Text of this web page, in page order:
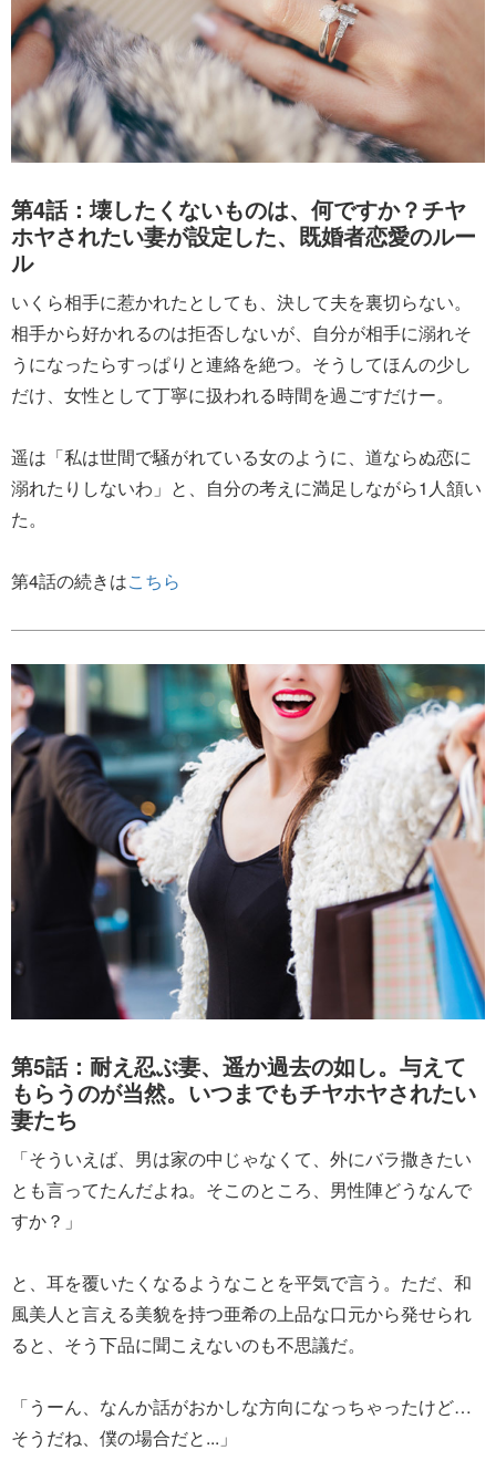
第4話：壊したくないものは、何ですか？チヤ
ホヤされたい妻が設定した、既婚者恋愛のルー
ル
いくら相手に惹かれたとしても、決して夫を裏切らない。
相手から好かれるのは拒否しないが、自分が相手に溺れそ
うになったらすっぱりと連絡を絶つ。そうしてほんの少し
だけ、女性として丁寧に扱われる時間を過ごすだけー。
遥は「私は世間で騒がれている女のように、道ならぬ恋に
溺れたりしないわ」と、自分の考えに満足しながら1人頷い
た。
第4話の続きはこちら
第5話：耐え忍ぶ妻、遥か過去の如し。与えて
もらうのが当然。いつまでもチヤホヤされたい
妻たち
「そういえば、男は家の中じゃなくて、外にバラ撒きたい
とも言ってたんだよね。そこのところ、男性陣どうなんで
すか？」
と、耳を覆いたくなるようなことを平気で言う。ただ、和
風美人と言える美貌を持つ亜希の上品な口元から発せられ
ると、そう下品に聞こえないのも不思議だ。
「うーん、なんか話がおかしな方向になっちゃったけど…
そうだね、僕の場合だと...」